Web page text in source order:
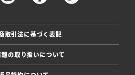
取引法に基づく表記
の取り扱いについて